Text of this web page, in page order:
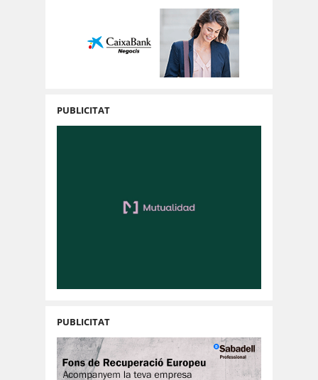
PUBLICITAT
PUBLICITAT